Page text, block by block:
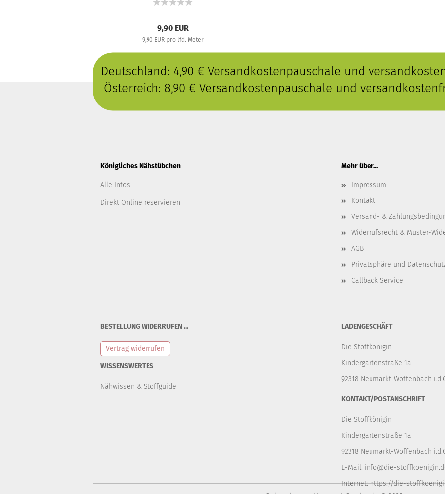
9,90 EUR
9,90 EUR pro lfd. Meter
Deutschland: 4,90 € Versandkostenpauschale und
Österreich: 8,90 € Versandkostenpauschale und
Königliches Nähstübchen
Alle Infos
Direkt Online reservieren
Mehr über...
Impressum
Kontakt
Versand- &
Widerrufsrecht & Muster-
AGB
Privatsphäre und
Callback Service
BESTELLUNG WIDERRUFEN ...
Vertrag widerrufen
WISSENSWERTES
Nähwissen & Stoffguide
LADENGESCHÄFT
Die Stoffkönigin
Kindergartenstraße 1a
92318 Neumarkt-Woffenbach
KONTAKT/POSTANSCHRIFT
Die Stoffkönigin
Kindergartenstraße 1a
92318 Neumarkt-Woffenbach
E-Mail: info@die-
Internet:https://die-